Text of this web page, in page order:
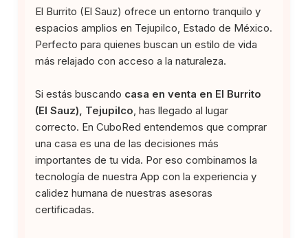
El Burrito (El Sauz) ofrece un entorno tranquilo y
espacios amplios en Tejupilco, Estado de México.
Perfecto para quienes buscan un estilo de vida
más relajado con acceso a la naturaleza.
Si estás buscando casa en venta en El Burrito
(El Sauz), Tejupilco , has llegado al lugar
correcto. En CuboRed entendemos que comprar
una casa es una de las decisiones más
importantes de tu vida. Por eso combinamos la
tecnología de nuestra App con la experiencia y
calidez humana de nuestras asesoras
certificadas.